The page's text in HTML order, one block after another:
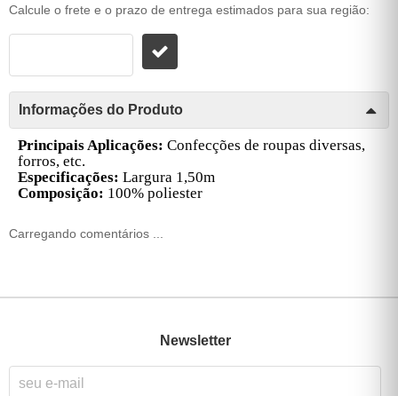
Calcule o frete e o prazo de entrega estimados para sua região:
Informações do Produto
Principais Aplicações: Confecções de roupas diversas,
forros, etc.
Especificações: Largura 1,50m
Composição: 100% poliester
Carregando comentários ...
Newsletter